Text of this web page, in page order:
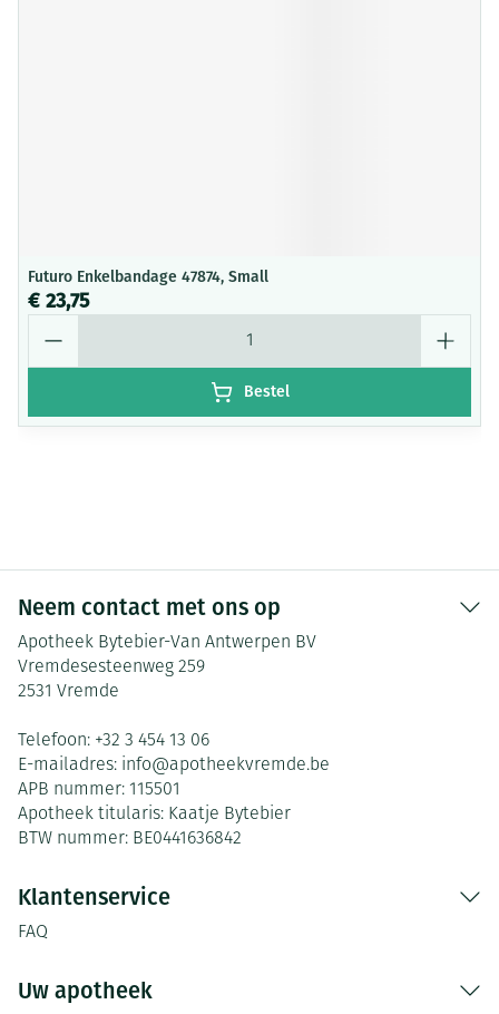
Futuro Enkelbandage 47874, Small
€ 23,75
Bestel
Neem contact met ons op
Apotheek Bytebier-Van Antwerpen BV
Vremdesesteenweg 259
2531 Vremde
Telefoon: +32 3 454 13 06
E-mailadres: info@apotheekvremde.be
APB nummer: 115501
Apotheek titularis: Kaatje Bytebier
BTW nummer: BE0441636842
Klantenservice
FAQ
Uw apotheek